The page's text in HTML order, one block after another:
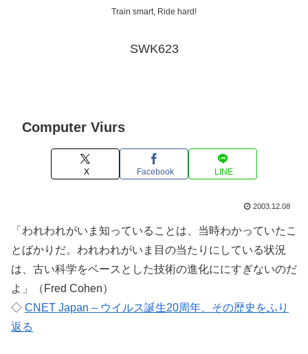
Train smart, Ride hard!
SWK623
Computer Viurs
X Facebook LINE
2003.12.08
「われわれがいま知っていることは、当時わかっていたこ
とばかりだ。われわれがいま目の当たりにしている状況
は、古い科学をベースとした技術の進化ににすぎないのだ
よ」（Fred Cohen）
◇ CNET Japan – ウイルス誕生20周年、その歴史をふり
返る